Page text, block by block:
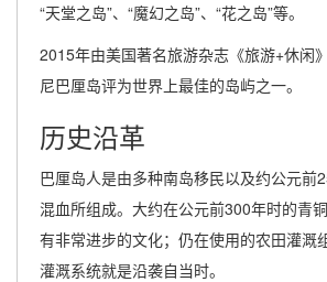
“天堂之岛”、“魔幻之岛”、“花之岛”等。
2015年由美国著名旅游杂志《旅游+休闲
尼巴厘岛评为世界上最佳的岛屿之一。
历史沿革
巴厘岛人是由多种南岛移民以及约公元前
混血所组成。大约在公元前300年时的青
有非常进步的文化；仍在使用的农田灌溉
灌溉系统就是沿袭自当时。